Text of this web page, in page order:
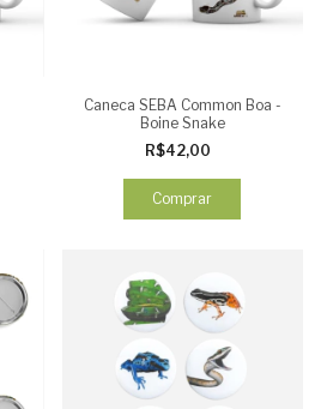
Caneca SEBA Common Boa -
Boine Snake
R$42,00
Comprar